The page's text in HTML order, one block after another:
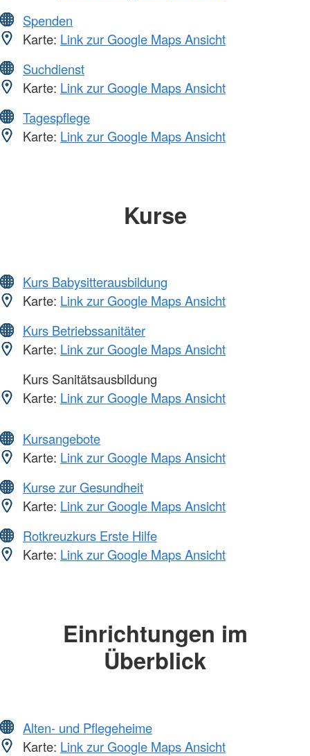
Spenden
Karte: Link zur Google Maps Ansicht
Suchdienst
Karte: Link zur Google Maps Ansicht
Tagespflege
Karte: Link zur Google Maps Ansicht
Kurse
Kurs Babysitterausbildung
Karte: Link zur Google Maps Ansicht
Kurs Betriebssanitäter
Karte: Link zur Google Maps Ansicht
Kurs Sanitätsausbildung
Karte: Link zur Google Maps Ansicht
Kursangebote
Karte: Link zur Google Maps Ansicht
Kurse zur Gesundheit
Karte: Link zur Google Maps Ansicht
Rotkreuzkurs Erste Hilfe
Karte: Link zur Google Maps Ansicht
Einrichtungen im
Überblick
Alten- und Pflegeheime
Karte: Link zur Google Maps Ansicht